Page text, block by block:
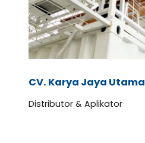
CV. Karya Jaya Utama
Distributor & Aplikator